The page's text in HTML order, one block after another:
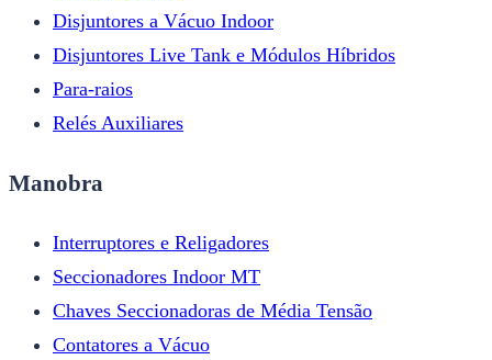
Disjuntores a Vácuo Indoor
Disjuntores Live Tank e Módulos Híbridos
Para-raios
Relés Auxiliares
Manobra
Interruptores e Religadores
Seccionadores Indoor MT
Chaves Seccionadoras de Média Tensão
Contatores a Vácuo